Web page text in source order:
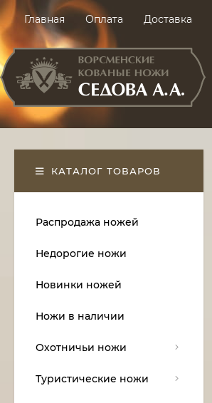
Главная Оплата Доставка
КАТАЛОГ ТОВАРОВ
Распродажа ножей
Недорогие ножи
Новинки ножей
Ножи в наличии
Охотничьи ножи
Туристические ножи